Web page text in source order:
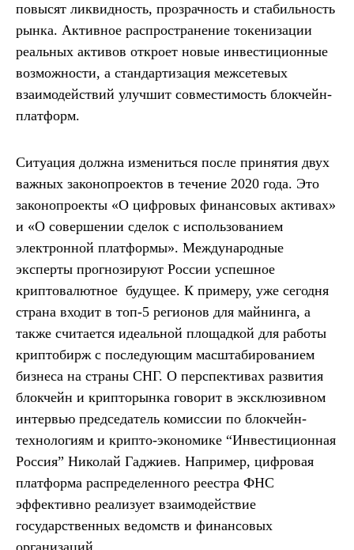
повысят ликвидность, прозрачность и стабильность
рынка. Активное распространение токенизации
реальных активов откроет новые инвестиционные
возможности, а стандартизация межсетевых
взаимодействий улучшит совместимость блокчейн-
платформ.
Ситуация должна измениться после принятия двух
важных законопроектов в течение 2020 года. Это
законопроекты «O цифровых финансовых активах»
и «О совершении сделок с использованием
электронной платформы». Международные
эксперты прогнозируют России успешное
криптовалютное будущее. К примеру, уже сегодня
страна входит в топ-5 регионов для майнинга, а
также считается идеальной площадкой для работы
криптобирж с последующим масштабированием
бизнеса на страны СНГ. О перспективах развития
блокчейн и крипторынка говорит в эксклюзивном
интервью председатель комиссии по блокчейн-
технологиям и крипто-экономике “Инвестиционная
Россия” Николай Гаджиев. Например, цифровая
платформа распределенного реестра ФНС
эффективно реализует взаимодействие
государственных ведомств и финансовых
организаций.